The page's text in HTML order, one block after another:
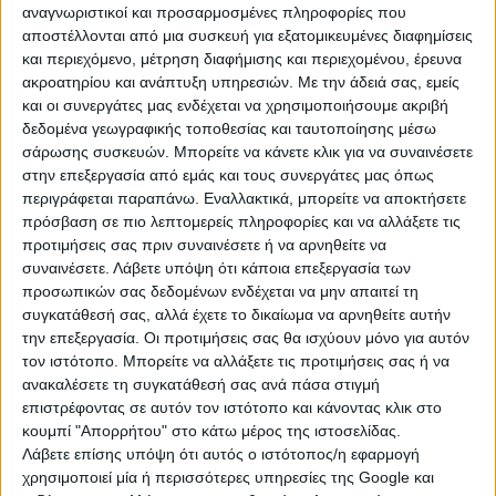
αναγνωριστικοί και προσαρμοσμένες πληροφορίες που
αποστέλλονται από μια συσκευή για εξατομικευμένες διαφημίσεις
και περιεχόμενο, μέτρηση διαφήμισης και περιεχομένου, έρευνα
ακροατηρίου και ανάπτυξη υπηρεσιών. Με την άδειά σας, εμείς
και οι συνεργάτες μας ενδέχεται να χρησιμοποιήσουμε ακριβή
δεδομένα γεωγραφικής τοποθεσίας και ταυτοποίησης μέσω
σάρωσης συσκευών. Μπορείτε να κάνετε κλικ για να συναινέσετε
στην επεξεργασία από εμάς και τους συνεργάτες μας όπως
περιγράφεται παραπάνω. Εναλλακτικά, μπορείτε να αποκτήσετε
πρόσβαση σε πιο λεπτομερείς πληροφορίες και να αλλάξετε τις
προτιμήσεις σας πριν συναινέσετε ή να αρνηθείτε να
συναινέσετε. Λάβετε υπόψη ότι κάποια επεξεργασία των
προσωπικών σας δεδομένων ενδέχεται να μην απαιτεί τη
συγκατάθεσή σας, αλλά έχετε το δικαίωμα να αρνηθείτε αυτήν
την επεξεργασία. Οι προτιμήσεις σας θα ισχύουν μόνο για αυτόν
τον ιστότοπο. Μπορείτε να αλλάξετε τις προτιμήσεις σας ή να
ανακαλέσετε τη συγκατάθεσή σας ανά πάσα στιγμή
επιστρέφοντας σε αυτόν τον ιστότοπο και κάνοντας κλικ στο
κουμπί "Απορρήτου" στο κάτω μέρος της ιστοσελίδας.
Λάβετε επίσης υπόψη ότι αυτός ο ιστότοπος/η εφαρμογή
χρησιμοποιεί μία ή περισσότερες υπηρεσίες της Google και
πειραματιζόταν τότε με διάφορα πρωτότυπα
ηλεκτρικών αυτοκινήτων. Παρόλες τις προσπάθειες
όμως δεν είχε βγάλει κάποιο αποτέλεσμα.Η ευκαιρία
παρουσιάστηκε όταν δηλώθηκε ένας διαγωνισμός του
Βρετανικού Συμβουλίου Ηλεκτρισμού που ζητούσε
ηλεκτρικά αυτοκίνηταπόλης. Ο Γουλανδρής αμέσως
κατάλαβε πως ήταν η ευκαιρία που έψαχνε.
Πρώτο ηλεκτρικό αυτοκίνητο: Η πρώτη μεγάλη
νίκη
Η Enfield κέρδισε το διαγωνισμό με το μοντέλο Enfield
8000, μαζί και πολλούς πόντους σε επίπεδο
marketing. Ο Λόρδος Ρόθτσιλντ έκανε δημόσιες
δηλώσεις θαυμασμού, αυξάνοντας το κύρος της
Enfield στη Βρετανία. Ο τότε πρόεδρος των ΗΠΑ,
Ρόναλντ Ρίγκαν, ζήτησε να κατασκευαστεί εργοστάσιο
που να παράγει το Enfield 8000 στην Καλιφόρνια.